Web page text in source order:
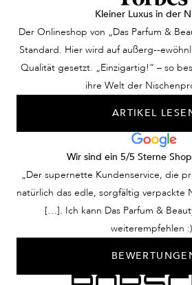
Kleiner Luxus in der
Der Onlineshop von „Das Parfum &
Standard. Hier wird auf außerg--
Qualität gesetzt. „Einzigartig!“ – so
ihre Welt der
ARTIKEL
Wir sind ein 5/5 Sterne
„Der supernette Kundenservice, die
natürlich das edle, sorgfältig verpackte
[…]. Ich kann Das Parfum &
weiterempfehlen